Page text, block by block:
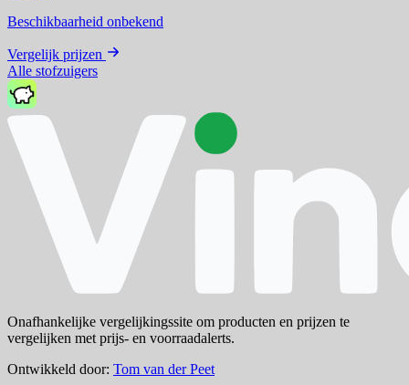
Beschikbaarheid onbekend
Vergelijk prijzen
Alle stofzuigers
Onafhankelijke vergelijkingssite om producten en prijzen te
vergelijken met prijs- en voorraadalerts.
Ontwikkeld door: Tom van der Peet